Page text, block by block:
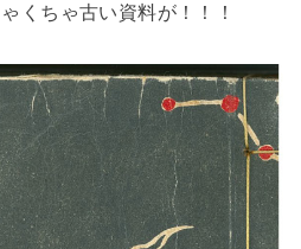
くちゃ古い資料が！！！